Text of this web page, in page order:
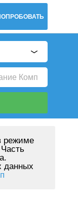
режиме
данных